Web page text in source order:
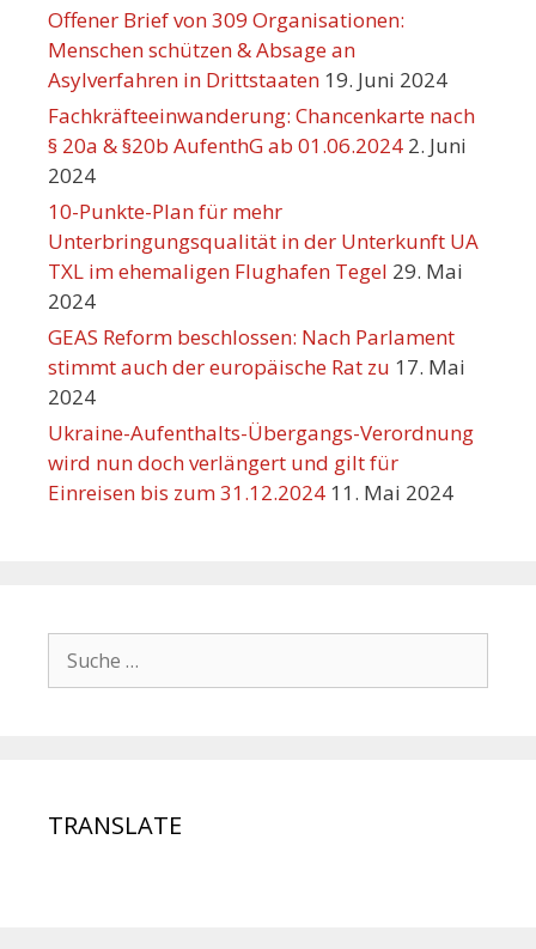
Offener Brief von 309 Organisationen:
Menschen schützen & Absage an
Asylverfahren in Drittstaaten 19. Juni 2024
Fachkräfteeinwanderung: Chancenkarte nach
§ 20a & §20b AufenthG ab 01.06.2024 2. Juni
2024
10-Punkte-Plan für mehr
Unterbringungsqualität in der Unterkunft UA
TXL im ehemaligen Flughafen Tegel 29. Mai
2024
GEAS Reform beschlossen: Nach Parlament
stimmt auch der europäische Rat zu 17. Mai
2024
Ukraine-Aufenthalts-Übergangs-Verordnung
wird nun doch verlängert und gilt für
Einreisen bis zum 31.12.2024 11. Mai 2024
TRANSLATE